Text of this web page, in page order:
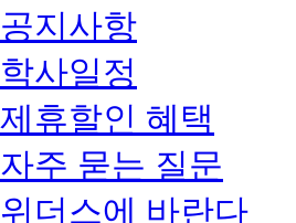
공지사항
학사일정
제휴할인 혜택
자주 묻는 질문
위더스에 바란다